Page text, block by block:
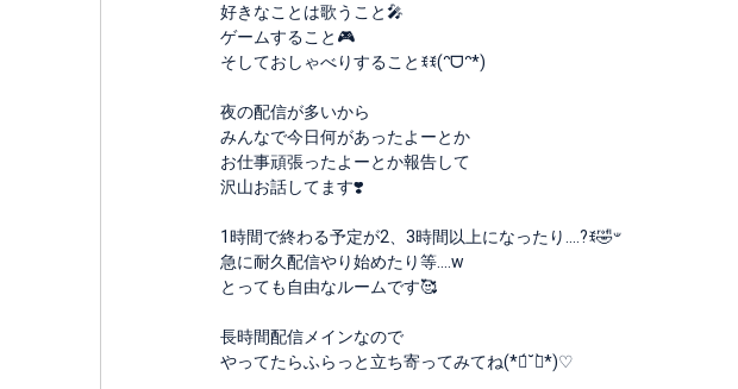
好きなことは歌うこと🎤
ゲームすること🎮
そしておしゃべりすることꉂꉂ(ᵔᗜᵔ*)
夜の配信が多いから
みんなで今日何があったよーとか
お仕事頑張ったよーとか報告して
沢山お話してます❣️
1時間で終わる予定が2、3時間以上になったり....?ꉂ🤣𐤔
急に耐久配信やり始めたり等....w
とっても自由なルームです🥰️
長時間配信メインなので
やってたらふらっと立ち寄ってみてね(*ฅ́˘ฅ̀*)♡